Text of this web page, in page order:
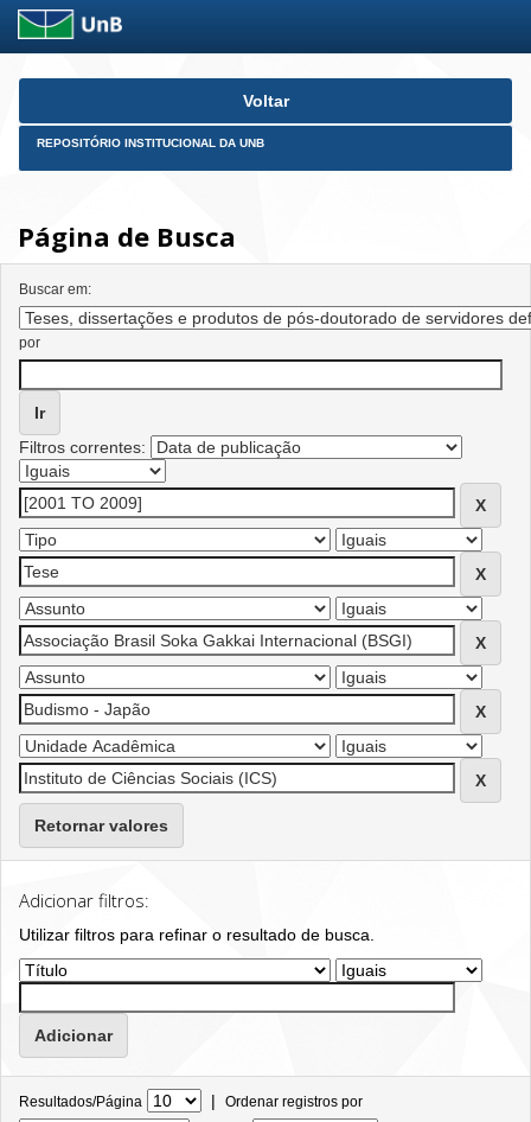
Skip
Voltar
REPOSITÓRIO INSTITUCIONAL DA UNB
Página de Busca
Buscar em:
por
Filtros correntes:
Retornar valores
Adicionar filtros:
Utilizar filtros para refinar o resultado de busca.
Resultados/Página | Ordenar registros por